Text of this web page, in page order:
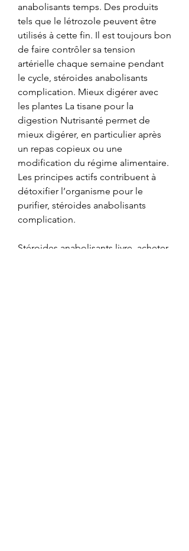
anabolisants temps. Des produits
tels que le létrozole peuvent être
utilisés à cette fin. Il est toujours bon
de faire contrôler sa tension
artérielle chaque semaine pendant
le cycle, stéroides anabolisants
complication. Mieux digérer avec
les plantes La tisane pour la
digestion Nutrisanté permet de
mieux digérer, en particulier après
un repas copieux ou une
modification du régime alimentaire.
Les principes actifs contribuent à
détoxifier l’organisme pour le
purifier, stéroides anabolisants
complication.
Stéroides anabolisants livre, acheter